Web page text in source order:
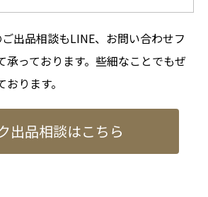
出品相談もLINE、お問い合わせフ
承っております。些細なことでもぜ
ります。
出品相談はこちら